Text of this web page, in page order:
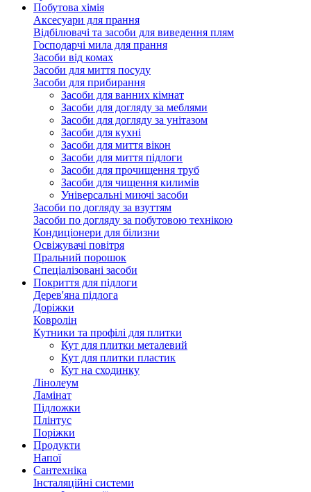
Побутова хімія
Аксесуари для прання
Відбілювачі та засоби для виведення плям
Господарчі мила для прання
Засоби від комах
Засоби для миття посуду
Засоби для прибирання
Засоби для ванних кімнат
Засоби для догляду за меблями
Засоби для догляду за унітазом
Засоби для кухні
Засоби для миття вікон
Засоби для миття підлоги
Засоби для прочищення труб
Засоби для чищення килимів
Універсальні миючі засоби
Засоби по догляду за взуттям
Засоби по догляду за побутовою технікою
Кондиціонери для білизни
Освіжувачі повітря
Пральний порошок
Спеціалізовані засоби
Покриття для підлоги
Дерев'яна підлога
Доріжки
Ковролін
Кутники та профілі для плитки
Кут для плитки металевий
Кут для плитки пластик
Кут на сходинку
Лінолеум
Ламінат
Підложки
Плінтус
Поріжки
Продукти
Напої
Сантехніка
Інсталяційні системи